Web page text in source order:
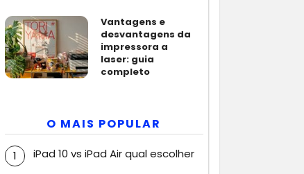
Vantagens e
desvantagens da
impressora a
laser: guia
completo
O MAIS POPULAR
iPad 10 vs iPad Air qual escolher